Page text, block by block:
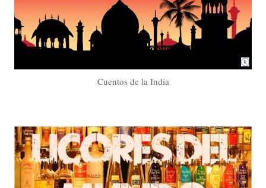
Cuentos de la India